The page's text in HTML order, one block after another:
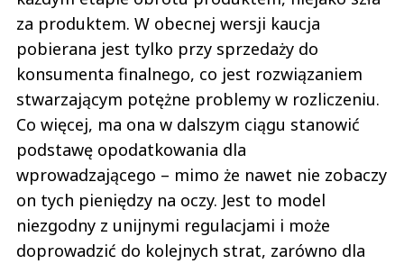
za produktem. W obecnej wersji kaucja
pobierana jest tylko przy sprzedaży do
konsumenta finalnego, co jest rozwiązaniem
stwarzającym potężne problemy w rozliczeniu.
Co więcej, ma ona w dalszym ciągu stanowić
podstawę opodatkowania dla
wprowadzającego – mimo że nawet nie zobaczy
on tych pieniędzy na oczy. Jest to model
niezgodny z unijnymi regulacjami i może
doprowadzić do kolejnych strat, zarówno dla